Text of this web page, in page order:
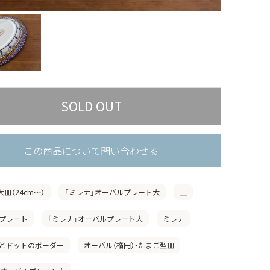
この商品について問い合わせる
皿（24cm〜） 「ミレナ」オーバルプレート大 皿
レート 「ミレナ」オーバルプレート大 ミレナ
ドットのボーダー オーバル（楕円）・たまご型皿